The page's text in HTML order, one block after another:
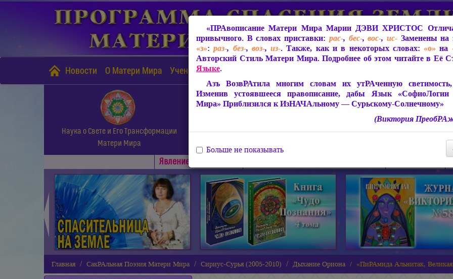
Новости О Матери Мира Учение Матери Мира
Наука о Свете и Его Трансформации
Матери Мира
СофиоЛогия Матери Мира
Живое Слово Матери
Статьи, Книги, Видео,
Явлениe Матери Мира
◄
Главная СакРАльная Поэзия Матери Мира Сириус-Сурья (2005-2010) Дыхание Ориона «ПиРАмида Альнитак,
«ПРАвописание Матери Мира Марии ДЭВИ ХРИСТОС
привычного. В словах приставки: рас-, бес-,вос-, ис-Заменены на
«з»:раз-, без-, воз-,из-. Также, как и в некоторых словах: «о» на
Авторский Стиль Матери Мира. Подробнее об этом читайте в Её
Языке.
Азъ ВозвРАтила многим словам их утРАченную светимость,
Изменив устоявшееся правописание, дабы Язык
Мира» Приблизился к ИзНАЧАльному — Сурьскому-Солнечному»
(Виктория
Больше не показывать